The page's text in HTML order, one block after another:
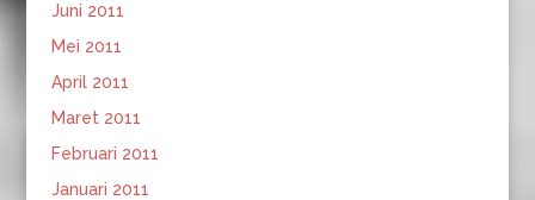
Juni 2011
Mei 2011
April 2011
Maret 2011
Februari 2011
Januari 2011